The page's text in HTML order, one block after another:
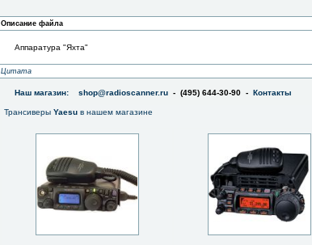
Описание файла
Аппаратура "Яхта"
Цитата
Наш магазин: shop@radioscanner.ru - (495) 644-30-90 - Контакты
Трансиверы Yaesu в нашем магазине